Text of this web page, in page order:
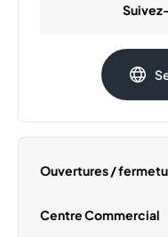
Samedi
Ouvertures /
Centre Commercial